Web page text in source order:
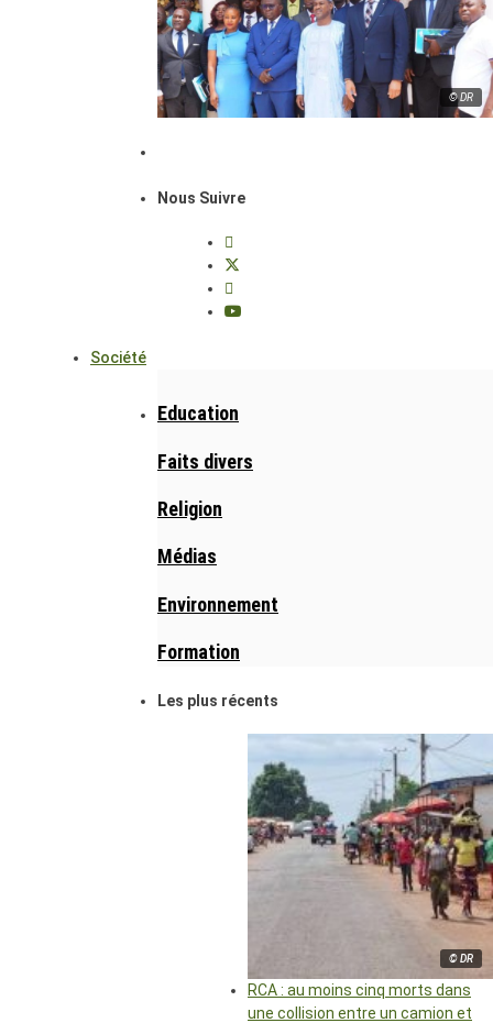
© DR
Nous Suivre
Société
Education
Faits divers
Religion
Médias
Environnement
Formation
Les plus récents
© DR
RCA : au moins cinq morts dans
une collision entre un camion et